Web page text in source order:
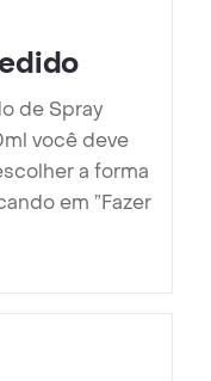
de Spray
você deve
a forma
em ”Fazer